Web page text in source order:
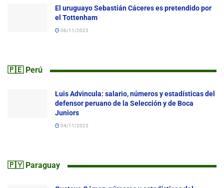
El uruguayo Sebastián Cáceres es pretendido por
el Tottenham
06/11/2023
🇵🇪 Perú
Luis Advincula: salario, números y estadísticas del
defensor peruano de la Selección y de Boca
Juniors
04/11/2023
🇵🇾 Paraguay